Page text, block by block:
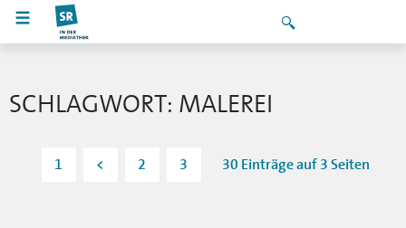
SCHLAGWORT: MALEREI
1 < 2 3 30 Einträge auf 3 Seiten